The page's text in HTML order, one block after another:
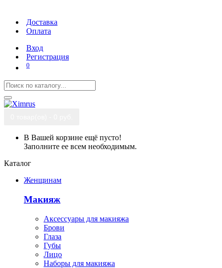
Доставка
Оплата
Вход
Регистрация
0
В Вашей корзине ещё пусто!
Заполните ее всем необходимым.
Каталог
Женщинам
Макияж
Аксессуары для макияжа
Брови
Глаза
Губы
Лицо
Наборы для макияжа